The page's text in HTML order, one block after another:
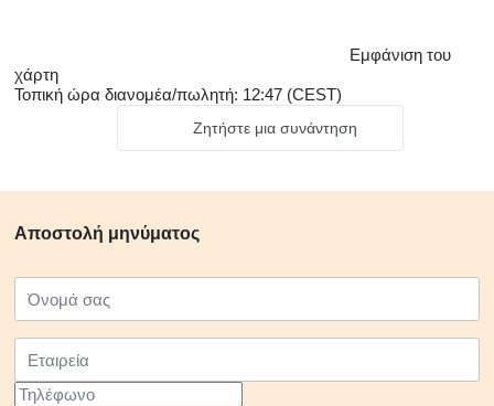
Εμφάνιση του
χάρτη
Τοπική ώρα διανομέα/πωλητή: 12:47 (CEST)
Ζητήστε μια συνάντηση
Αποστολή μηνύματος